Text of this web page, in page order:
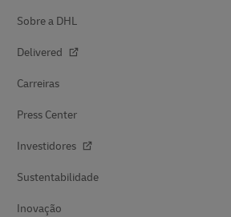
Sobre a DHL
Delivered
Carreiras
Press Center
Investidores
Sustentabilidade
Inovação